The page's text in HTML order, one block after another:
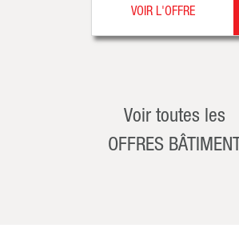
VOIR L'OFFRE
Voir toutes les
OFFRES BÂTIMENT